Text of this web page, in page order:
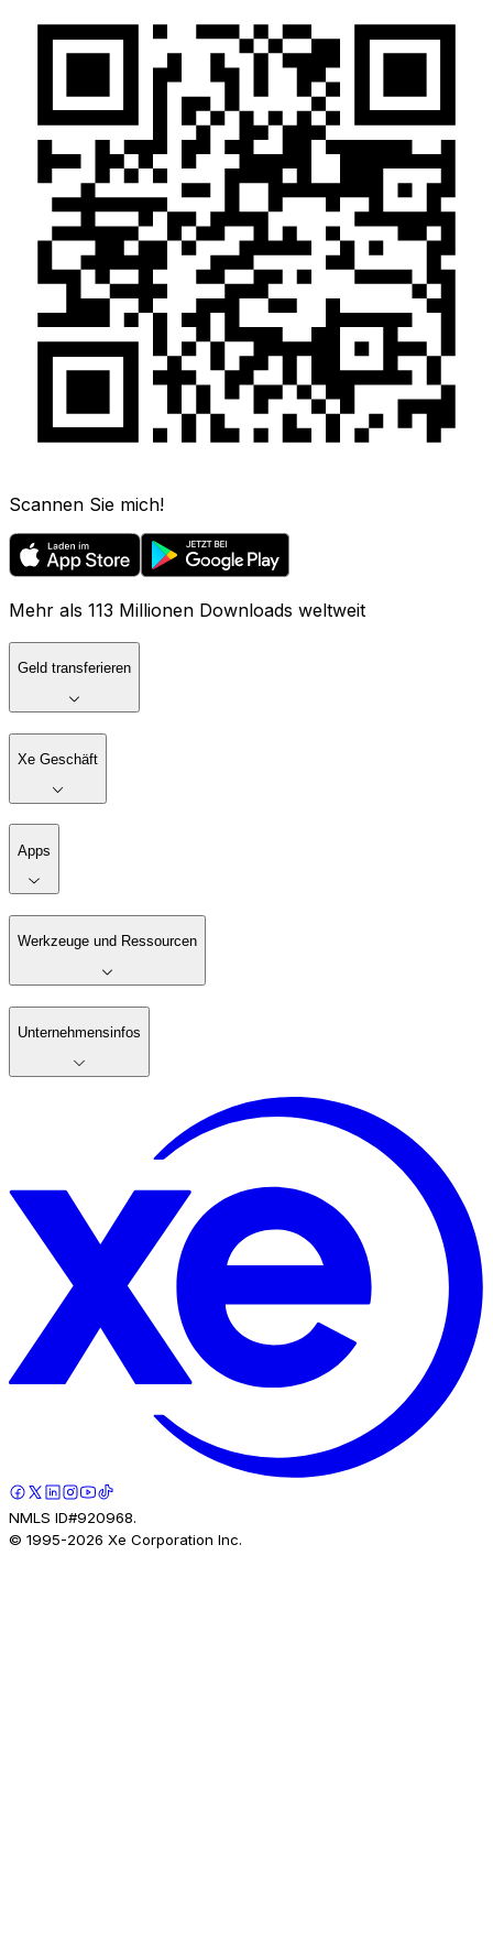
Scannen Sie mich!
Mehr als 113 Millionen Downloads weltweit
Geld transferieren
Xe Geschäft
Apps
Werkzeuge und Ressourcen
Unternehmensinfos
NMLS ID#920968.
© 1995-2026 Xe Corporation Inc.